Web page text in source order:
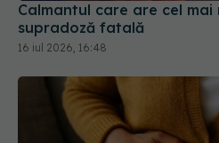
Calmantul care are cel mai
supradoză fatală
16 iul 2026, 16:48